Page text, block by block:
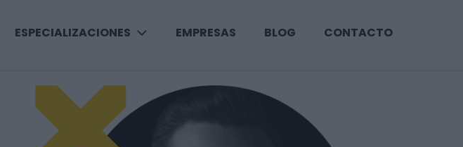
ESPECIALIZACIONES EMPRESAS BLOG CONTACTO